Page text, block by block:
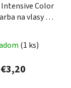
Color
na vlasy G3
(1 ks)
€3,20